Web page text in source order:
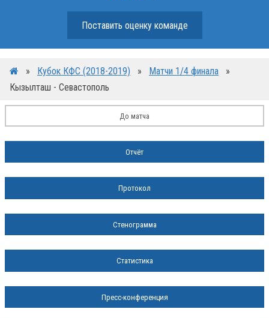
Поставить оценку команде
» Кубок КФС (2018-2019) » Матчи 1/4 финала
»
Кызылташ - Севастополь
До матча
Отчёт
Протокол
Стенограмма
Статистика
Пресс-конференция